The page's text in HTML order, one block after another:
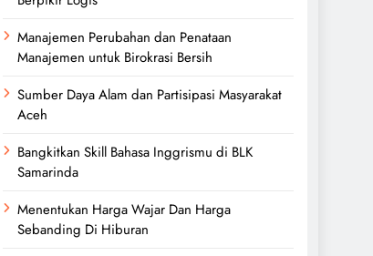
Manajemen Perubahan dan Penataan
Manajemen untuk Birokrasi Bersih
Sumber Daya Alam dan Partisipasi Masyarakat
Aceh
Bangkitkan Skill Bahasa Inggrismu di BLK
Samarinda
Menentukan Harga Wajar Dan Harga
Sebanding Di Hiburan